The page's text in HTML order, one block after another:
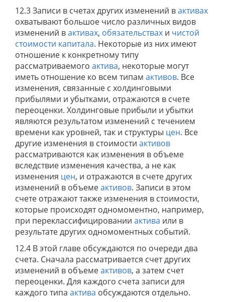
12.3 Записи в счетах других изменений вактивах
охватывают большое число различных видов
изменений вактивах, обязательствах и чистой
стоимости капитала. Некоторые из них имеют
отношение к конкретному типу
рассматриваемого актива, некоторые могут
иметь отношение ко всем типам активов. Все
изменения, связанные с холдинговыми
прибылями и убытками, отражаются в счете
переоценки. Холдинговые прибыли и убытки
являются результатом изменений с течением
времени как уровней, так и структуры цен. Все
другие изменения в стоимости активов
рассматриваются как изменения в объеме
вследствие изменения качества, а не как
изменения цен, и отражаются в счете других
изменений в объемеактивов. Записи в этом
счете отражают также изменения в стоимости,
которые происходят одномоментно, например,
при переклассифицировании актива или в
результате других одномоментных событий.
12.4 В этой главе обсуждаются по очереди два
счета. Сначала рассматривается счет других
изменений в объемеактивов, а затем счет
переоценки. Для каждого счета записи для
каждого типа актива обсуждаются отдельно.